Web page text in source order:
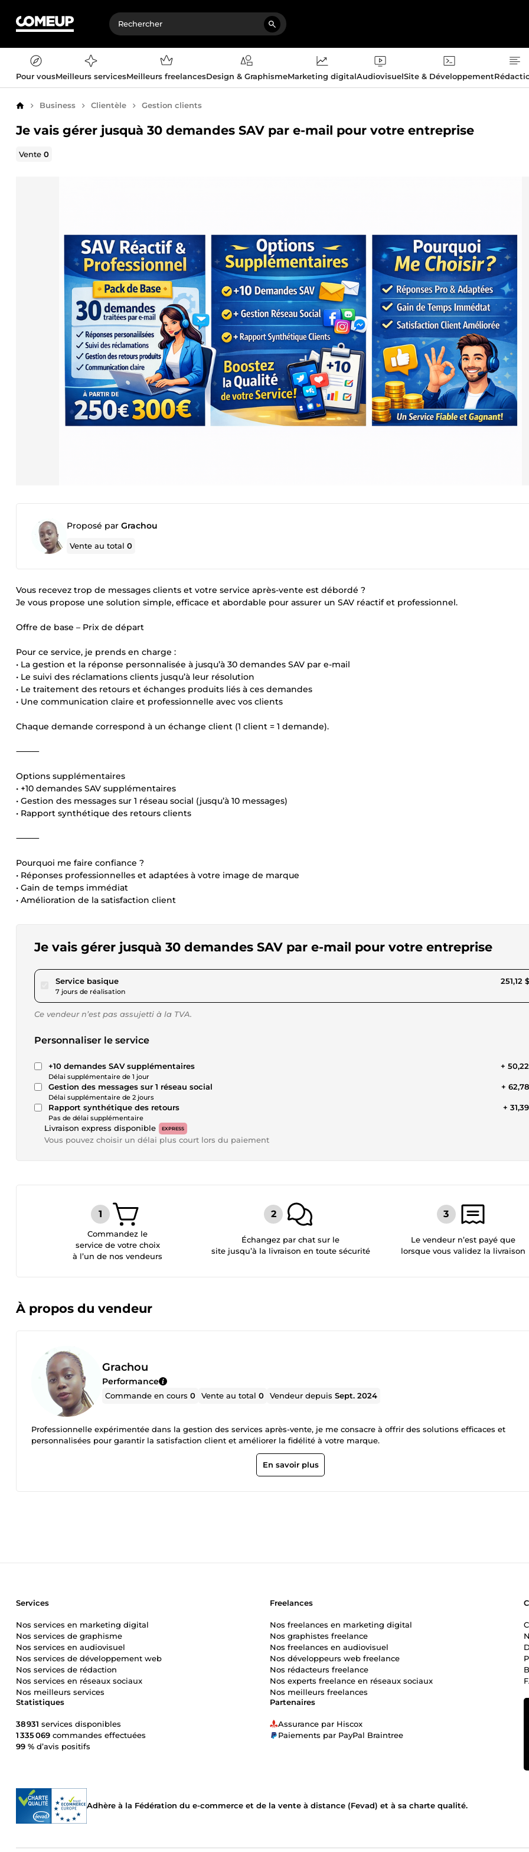
Pour vousMeilleurs servicesMeilleurs freelancesDesign & GraphismeMarketing digitalAudiovisuelSite & Développement
AccueilBusiness Clientèle Gestion clients
Je vais gérer jusquà 30 demandes SAV par e-mail pour votre entreprise
Vente0
Proposé par Grachou
Vente au total0
Vous recevez trop de messages clients et votre service après-vente est débordé ?
Je vous propose une solution simple, efficace et abordable pour assurer un SAV réactif et professionnel.
Offre de base – Prix de départ
Pour ce service, je prends en charge :
• La gestion et la réponse personnalisée à jusqu’à 30 demandes SAV par e-mail
• Le suivi des réclamations clients jusqu’à leur résolution
• Le traitement des retours et échanges produits liés à ces demandes
• Une communication claire et professionnelle avec vos clients
Chaque demande correspond à un échange client (1 client = 1 demande).
⸻
Options supplémentaires
• +10 demandes SAV supplémentaires
• Gestion des messages sur 1 réseau social (jusqu’à 10 messages)
• Rapport synthétique des retours clients
⸻
Pourquoi me faire confiance ?
• Réponses professionnelles et adaptées à votre image de marque
• Gain de temps immédiat
• Amélioration de la satisfaction client
Je vais gérer jusquà 30 demandes SAV par e-mail pour votre entreprise
Service basiquepour 231,45 $US
7 jours de réalisation
251,12
Ce vendeur n’est pas assujetti à la TVA.
Personnaliser le service
+10 demandes SAV supplémentaires
Délai supplémentaire de 1 jour
+
Gestion des messages sur 1 réseau social
Délai supplémentaire de 2 jours
+
Rapport synthétique des retours
Pas de délai supplémentaire
+
Livraison express disponible EXPRESS
Vous pouvez choisir un délai plus court lors du paiement
Commandez le
service de votre choix
à l’un de nos vendeurs
Échangez par chat sur le
site jusqu’à la livraison en toute sécurité
Le vendeur n’est payé que
lorsque vous validez la livraison
À propos du vendeur
Grachou
Performance
Commande en cours0 Vente au total0 Vendeur depuisSept. 2024
Professionnelle expérimentée dans la gestion des services après-vente, je me consacre à offrir des solutions efficaces et
personnalisées pour garantir la satisfaction client et améliorer la fidélité à votre marque.
En savoir plus
Partenaires
Assurance par Hiscox
Paiements par PayPal Braintree
Statistiques
38 931 services disponibles
1 335 069 commandes effectuées
99 % d’avis positifs
Services
Nos services en marketing digital
Nos services de graphisme
Nos services en audiovisuel
Nos services de développement web
Nos services de rédaction
Nos services en réseaux sociaux
Nos meilleurs services
Freelances
Nos freelances en marketing digital
Nos graphistes freelance
Nos freelances en audiovisuel
Nos développeurs web freelance
Nos rédacteurs freelance
Nos experts freelance en réseaux sociaux
Nos meilleurs freelances
Adhère à la Fédération du e-commerce et de la vente à distance (Fevad) et à sa charte qualité.